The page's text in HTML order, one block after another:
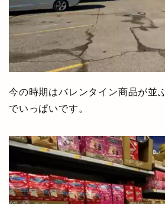
今の時期はバレンタイン商品が並
でいっぱいです。